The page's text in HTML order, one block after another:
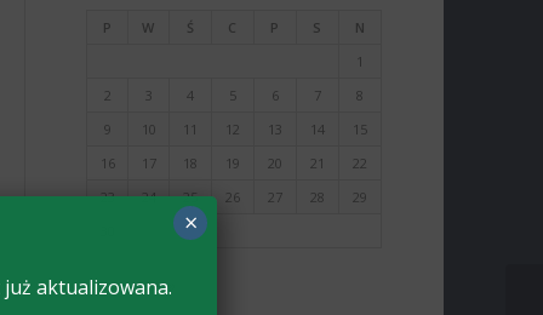
P W Ś C P S
N
1
2
3 4 5 6 7
8
9
10 11 12 13 14
15
16
17 18 19 20 21
22
23
24 25 26 27 28
29
« mar maj »
aktualizowana.
×